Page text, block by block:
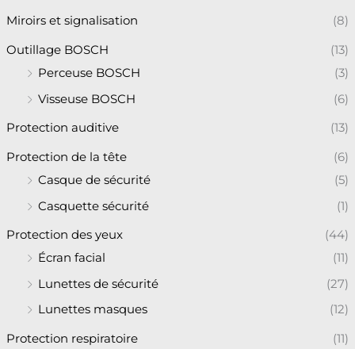
Miroirs et signalisation (8)
Outillage BOSCH
(13)
Perceuse BOSCH
(3)
Visseuse BOSCH
(6)
Protection auditive (13)
Protection de la tête
(6)
Casque de sécurité
(5)
Casquette sécurité
(1)
Protection des yeux
(44)
Écran facial
(11)
Lunettes de sécurité
(27)
Lunettes masques
(12)
Protection respiratoire (11)